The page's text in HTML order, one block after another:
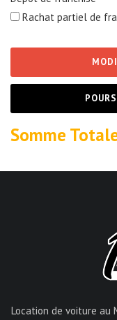
Rachat partiel de
Somme
Location de voiture au